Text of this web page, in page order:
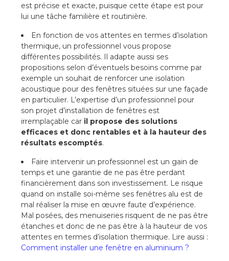
est précise et exacte, puisque cette étape est pour
lui une tâche familière et routinière.
En fonction de vos attentes en termes d’isolation
thermique, un professionnel vous propose
différentes possibilités. Il adapte aussi ses
propositions selon d’éventuels besoins comme par
exemple un souhait de renforcer une isolation
acoustique pour des fenêtres situées sur une façade
en particulier. L’expertise d’un professionnel pour
son projet d’installation de fenêtres est
irremplaçable car il propose des solutions
efficaces et donc rentables et à la hauteur des
résultats escomptés.
Faire intervenir un professionnel est un gain de
temps et une garantie de ne pas être perdant
financièrement dans son investissement. Le risque
quand on installe soi-même ses fenêtres alu est de
mal réaliser la mise en œuvre faute d’expérience.
Mal posées, des menuiseries risquent de ne pas être
étanches et donc de ne pas être à la hauteur de vos
attentes en termes d’isolation thermique. Lire aussi :
Comment installer une fenêtre en aluminium ?